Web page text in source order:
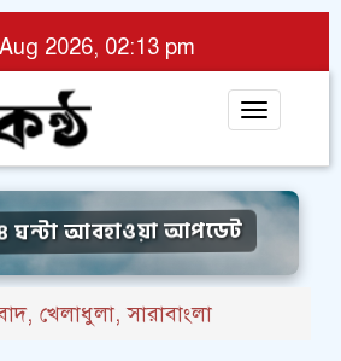
2026, 02:13 pm
Toggle
ঘন্টা আবহাওয়া আপডেট
, খেলাধুলা,সারাবাংলা